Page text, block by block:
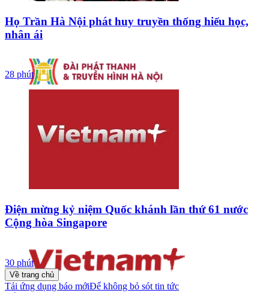
Họ Trần Hà Nội phát huy truyền thống hiếu học,
nhân ái
28 phút
Điện mừng kỷ niệm Quốc khánh lần thứ 61 nước
Cộng hòa Singapore
30 phút
Về trang chủ
Tải ứng dụng báo mớiĐể không bỏ sót tin tức